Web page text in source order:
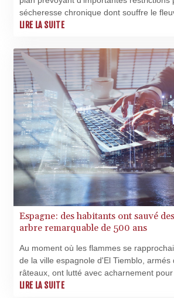
sécheresse chronique dont souffre le
ressource en eau cruciale pour 40
LIRE LA SUITE
Espagne: des habitants ont sauvé
arbre remarquable de 500 ans
Au moment où les flammes se
de la ville espagnole d'El Tiemblo, armés
râteaux, ont lutté avec acharnement
remarquable, un châtaignier centenaire
LIRE LA SUITE